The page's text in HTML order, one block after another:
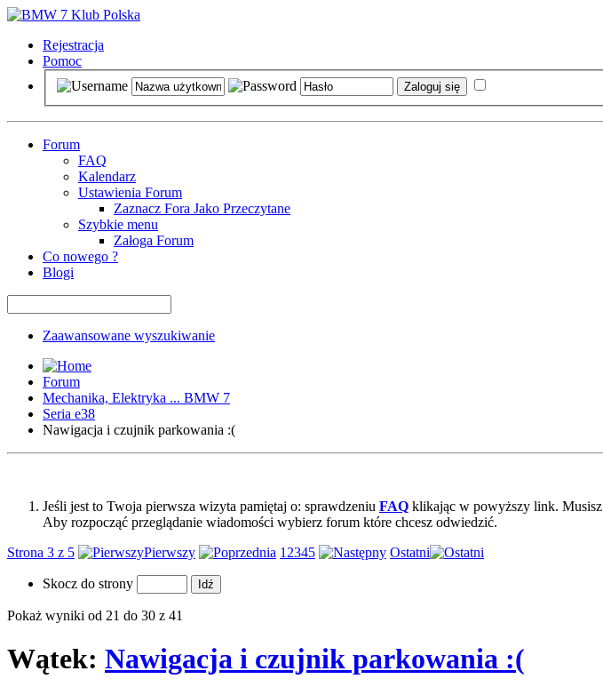
Rejestracja
Pomoc
Forum
FAQ
Kalendarz
Ustawienia Forum
Zaznacz Fora Jako Przeczytane
Szybkie menu
Załoga Forum
Co nowego ?
Blogi
Zaawansowane wyszukiwanie
Forum
Mechanika, Elektryka ... BMW 7
Seria e38
Nawigacja i czujnik parkowania :(
Jeśli jest to Twoja pierwsza wizyta pamiętaj o: sprawdzeniu FAQ klikając w powyższy link. Musisz
Aby rozpocząć przeglądanie wiadomości wybierz forum które chcesz odwiedzić.
Strona 3 z 5
Pierwszy 1 2345 Ostatni
Skocz do strony
Pokaż wyniki od 21 do 30 z 41
Wątek: Nawigacja i czujnik parkowania :(